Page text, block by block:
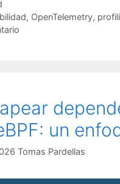
, OpenTelemetry,
un
Tomas Pardellas